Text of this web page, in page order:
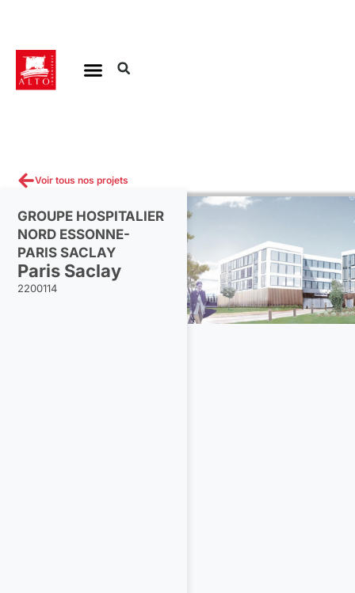
Voir tous nos projets
GROUPE HOSPITALIER
NORD ESSONNE-
PARIS SACLAY
Paris Saclay
2200114